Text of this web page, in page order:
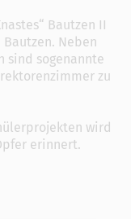
Bautzen II
Neben
sind sogenannte
zu
wird
erinnert.